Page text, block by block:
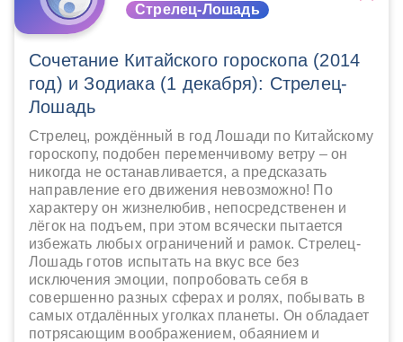
Стрелец-Лошадь
Сочетание Китайского гороскопа (2014
год) и Зодиака (1 декабря): Стрелец-
Лошадь
Стрелец, рождённый в год Лошади по Китайскому
гороскопу, подобен переменчивому ветру – он
никогда не останавливается, а предсказать
направление его движения невозможно! По
характеру он жизнелюбив, непосредственен и
лёгок на подъем, при этом всячески пытается
избежать любых ограничений и рамок. Стрелец-
Лошадь готов испытать на вкус все без
исключения эмоции, попробовать себя в
совершенно разных сферах и ролях, побывать в
самых отдалённых уголках планеты. Он обладает
потрясающим воображением, обаянием и